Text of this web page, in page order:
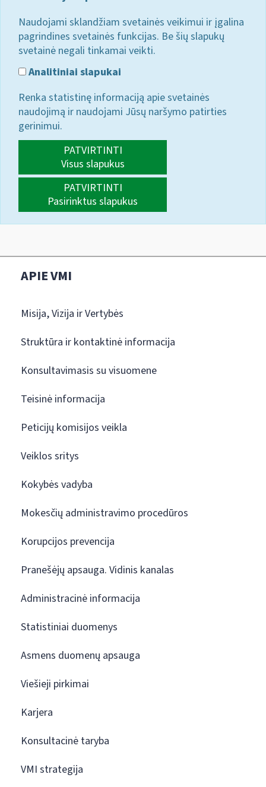
Naudojami sklandžiam svetainės veikimui ir įgalina
pagrindines svetainės funkcijas. Be šių slapukų
svetainė negali tinkamai veikti.
Analitiniai slapukai
Renka statistinę informaciją apie svetainės
naudojimą ir naudojami Jūsų naršymo patirties
gerinimui.
PATVIRTINTI
Visus slapukus
PATVIRTINTI
Pasirinktus slapukus
APIE VMI
Misija, Vizija ir Vertybės
Struktūra ir kontaktinė informacija
Konsultavimasis su visuomene
Teisinė informacija
Peticijų komisijos veikla
Veiklos sritys
Kokybės vadyba
Mokesčių administravimo procedūros
Korupcijos prevencija
Pranešėjų apsauga. Vidinis kanalas
Administracinė informacija
Statistiniai duomenys
Asmens duomenų apsauga
Viešieji pirkimai
Karjera
Konsultacinė taryba
VMI strategija